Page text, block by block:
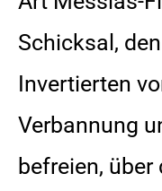
Schicksal,
Invertierten
Verbannung
befreien,